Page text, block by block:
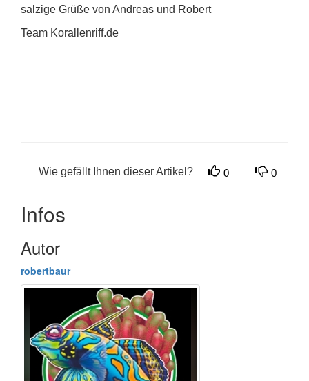
salzige Grüße von Andreas und Robert
Team Korallenriff.de
Wie gefällt Ihnen dieser Artikel? 0 0
Infos
Autor
robertbaur